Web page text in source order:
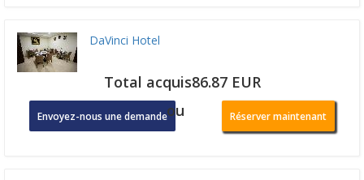
DaVinci Hotel
Total acquis86.87 EUR
Envoyez-nous une demandeou Réserver maintenant